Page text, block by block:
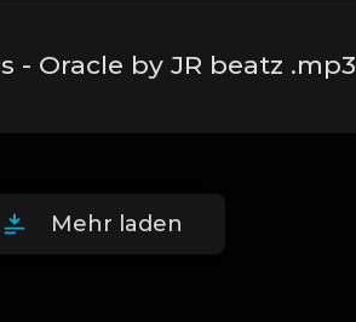
- Oracle by JR beatz .mp3
Mehr laden